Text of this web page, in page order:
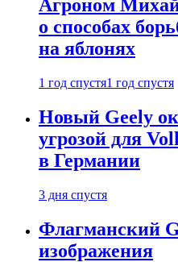
Агроном
о способах
на яблонях
1 год спустя1 год спустя
Новый Geely
угрозой для
в Германии
3 дня спустя
Флагманский
изображения